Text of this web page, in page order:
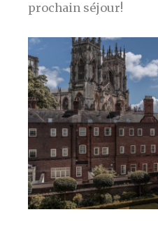
prochain séjour!